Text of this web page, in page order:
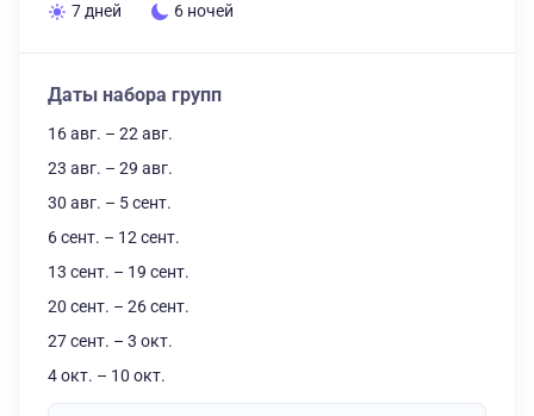
7 дней 6 ночей
Даты набора групп
16 авг. – 22 авг.
23 авг. – 29 авг.
30 авг. – 5 сент.
6 сент. – 12 сент.
13 сент. – 19 сент.
20 сент. – 26 сент.
27 сент. – 3 окт.
4 окт. – 10 окт.